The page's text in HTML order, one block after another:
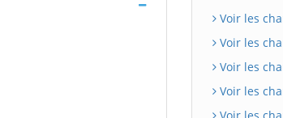
Voir les
Voir les
Voir les
Voir les